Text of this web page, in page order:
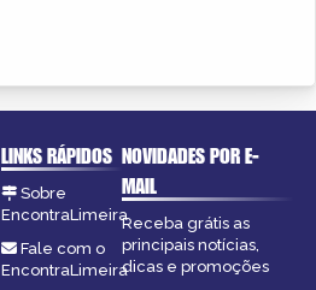
LINKS RÁPIDOS
Sobre
EncontraLimeira
Fale com o
EncontraLimeira
NOVIDADES POR E-
MAIL
Receba grátis as
principais notícias,
dicas e promoções